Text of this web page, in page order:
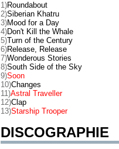
1)Roundabout
2)Siberian Khatru
3)Mood for a Day
4)Don't Kill the Whale
5)Turn of the Century
6)Release, Release
7)Wonderous Stories
8)South Side of the Sky
9)Soon
10)Changes
11)Astral Traveller
12)Clap
13)Starship Trooper
DISCOGRAPHIE